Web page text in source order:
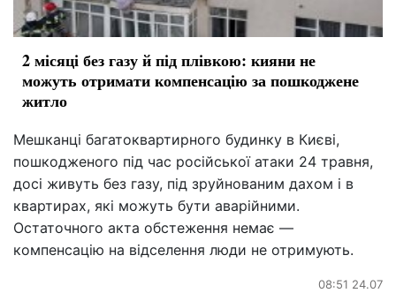
2 місяці без газу й під плівкою: кияни не
можуть отримати компенсацію за пошкоджене
житло
Мешканці багатоквартирного будинку в Києві,
пошкодженого під час російської атаки 24 травня,
досі живуть без газу, під зруйнованим дахом і в
квартирах, які можуть бути аварійними.
Остаточного акта обстеження немає —
компенсацію на відселення люди не отримують.
08:51 24.07